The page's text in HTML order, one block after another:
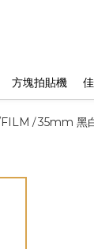
方塊拍貼機
/35mm 黑